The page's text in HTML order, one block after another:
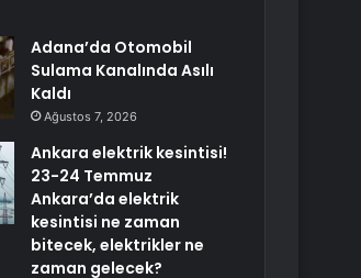
Adana’da Otomobil
Sulama Kanalında Asılı
Kaldı
Ağustos 7, 2026
Ankara elektrik kesintisi!
23-24 Temmuz
Ankara’da elektrik
kesintisi ne zaman
bitecek, elektrikler ne
zaman gelecek?